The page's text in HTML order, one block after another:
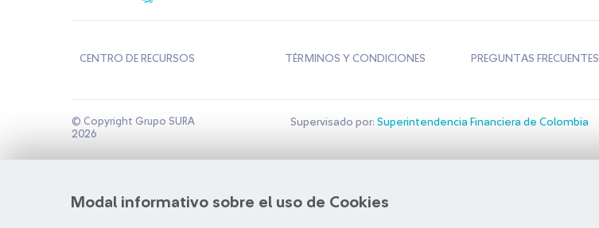
Modal informativo sobre el uso de Cookies
CENTRO DE RECURSOS TÉRMINOS Y CONDICIONES PREGUNTAS FRECUENTES
© Copyright Grupo SURA
2026
Supervisado por: Superintendencia Financiera de Colombia